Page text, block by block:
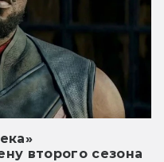
второго сезона